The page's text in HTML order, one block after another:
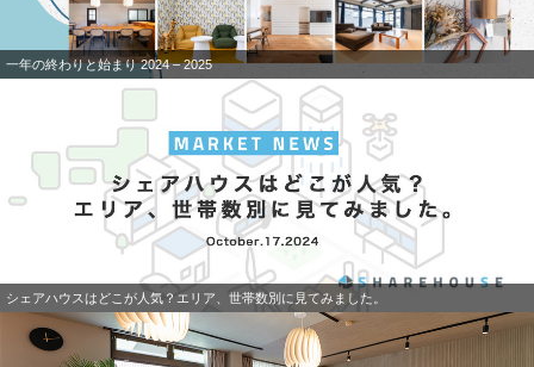
一年の終わりと始まり 2024 – 2025
シェアハウスはどこが人気？エリア、世帯数別に見てみました。